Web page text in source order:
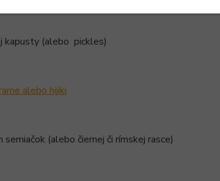
kapusty (alebo pickles)
alebo hijiki
semiačok (alebo čiernej či rímskej rasce)